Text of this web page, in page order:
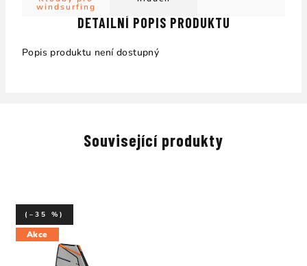
DETAILNÍ POPIS PRODUKTU
Popis produktu není dostupný
windsurfing
Související produkty
Akce
(–35 %)